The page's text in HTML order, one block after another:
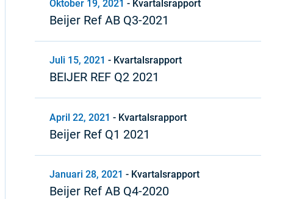
Oktober 19, 2021 - Kvartalsrapport
Beijer Ref AB Q3-2021
Juli 15, 2021 - Kvartalsrapport
BEIJER REF Q2 2021
April 22, 2021 - Kvartalsrapport
Beijer Ref Q1 2021
Januari 28, 2021 - Kvartalsrapport
Beijer Ref AB Q4-2020